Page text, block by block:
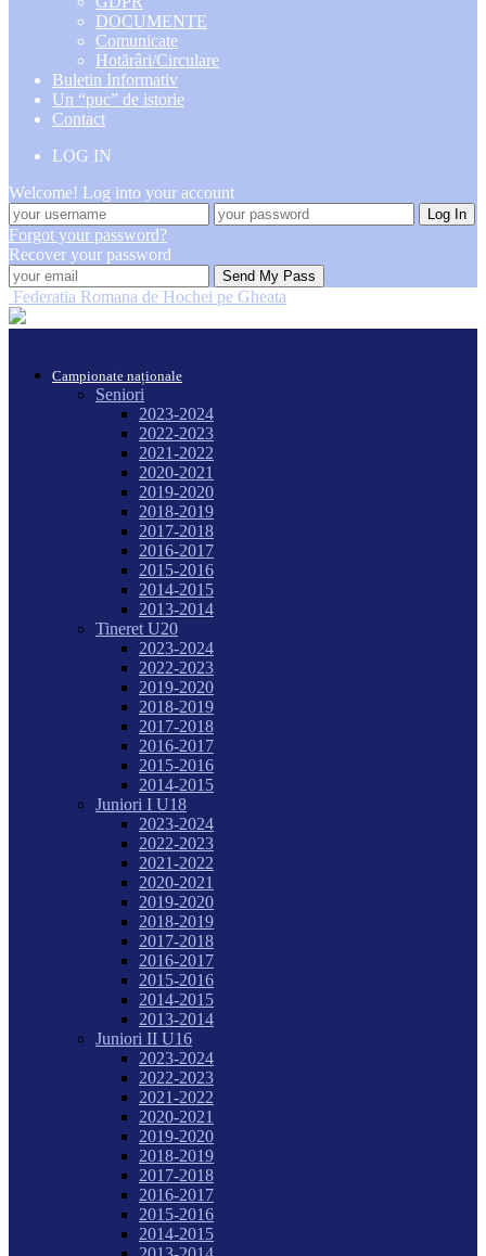
DOCUMENTE
Comunicate
Hotărâri/Circulare
Buletin Informativ
Un “puc” de istorie
Contact
LOG IN
Welcome! Log into your account
Forgot your password?
Recover your password
Federatia Romana de Hochei pe Gheata
Campionate naționale
Seniori
2023-2024
2022-2023
2021-2022
2020-2021
2019-2020
2018-2019
2017-2018
2016-2017
2015-2016
2014-2015
2013-2014
Tineret U20
2023-2024
2022-2023
2019-2020
2018-2019
2017-2018
2016-2017
2015-2016
2014-2015
Juniori I U18
2023-2024
2022-2023
2021-2022
2020-2021
2019-2020
2018-2019
2017-2018
2016-2017
2015-2016
2014-2015
2013-2014
Juniori II U16
2023-2024
2022-2023
2021-2022
2020-2021
2019-2020
2018-2019
2017-2018
2016-2017
2015-2016
2014-2015